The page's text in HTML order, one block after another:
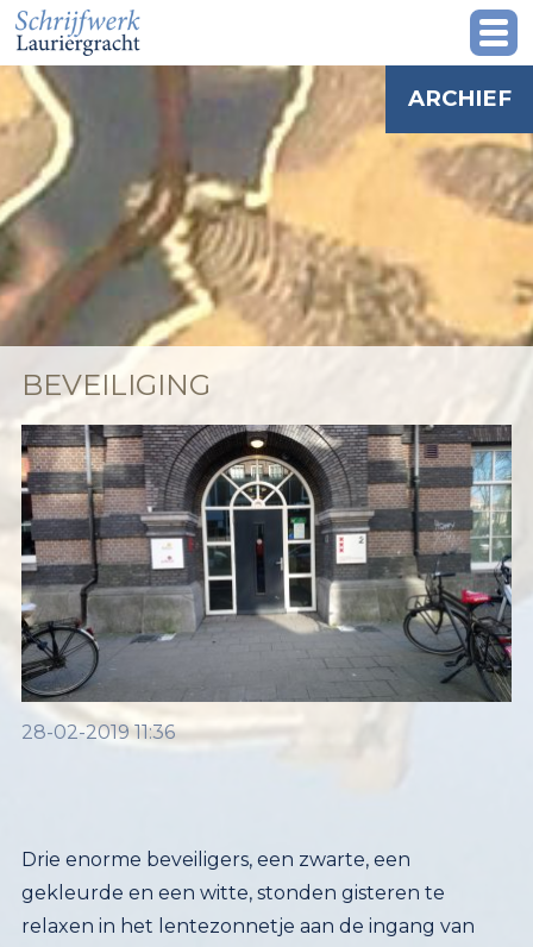
ARCHIEF
BEVEILIGING
28-02-2019 11:36
Drie enorme beveiligers, een zwarte, een
gekleurde en een witte, stonden gisteren te
relaxen in het lentezonnetje aan de ingang van
Valckenierstraat 2, een begrip in Amsterdam. Hier
zitten de GGD en Arkin/Jellinek verslavingszorg
samen in één gebouw. Volgens Het Parool van
afgelopen weekend is er mot uitgebroken tussen